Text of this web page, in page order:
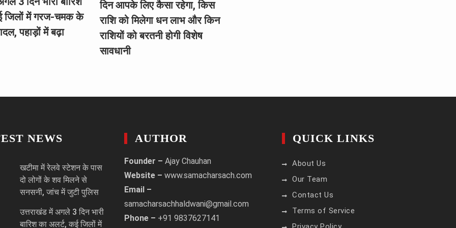
जिलों में गरज-चमक के
पहाड़ों में बढ़ा
दिन आपके लिए कैसा रहेगा, किस
राशि को मिलेगा धन लाभ और किन
राशियों को बरतनी होगी विशेष
सावधानी
NEWS
खटीमा में रेलवे स्टेशन के पास
दो लोगों के शव मिलने से
सनसनी, जांच में जुटी पुलिस
उत्तराखंड में अगले 3 दिन भारी
बारिश का अलर्ट, कई जिलों में
AUTHOR
Founder – Ajay Chauhan
Website – www.samacharsach.com
Email –
samacharsachhaldwani@gmail.com
Phone – +91 9837627141
QUICK LINKS
About Us
Our Team
Contact Us
Terms of Service